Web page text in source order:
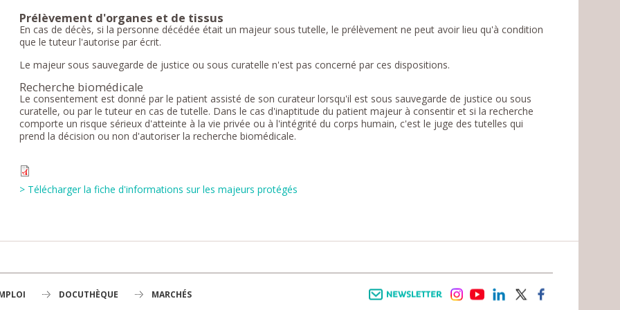
Prélèvement d'organes et de tissus
En cas de décès, si la personne décédée était un majeur sous tutelle, le prélèvement ne peut avoir lieu qu'à condition
que le tuteur l'autorise par écrit.
Le majeur sous sauvegarde de justice ou sous curatelle n'est pas concerné par ces dispositions.
Recherche biomédicale
Le consentement est donné par le patient assisté de son curateur lorsqu'il est sous sauvegarde de justice ou sous
curatelle, ou par le tuteur en cas de tutelle. Dans le cas d'inaptitude du patient majeur à consentir et si la recherche
comporte un risque sérieux d'atteinte à la vie privée ou à l'intégrité du corps humain, c'est le juge des tutelles qui
prend la décision ou non d'autoriser la recherche biomédicale.
> Télécharger la fiche d'informations sur les majeurs protégés
DOCUTHÈQUE MARCHÉS